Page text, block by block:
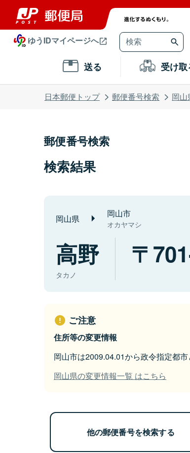
ゆうIDマイページへ
送る 受け取
日本郵便トップ 郵便番号検索 岡山
郵便番号検索
検索結果
岡山県 岡山市
オカヤマシ
高野
タカノ
ご注意
住所等の変更情報
岡山市は2009.04.01から政令指定都
岡山県の変更情報一覧 はこちら
他の郵便番号を検索する